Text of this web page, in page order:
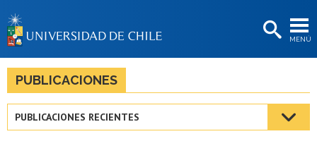
MENÚ
BIBLIOTECAS
LA UNIVERSIDAD
Estudiantes
PUBLICACIONES
PUBLICACIONES RECIENTES